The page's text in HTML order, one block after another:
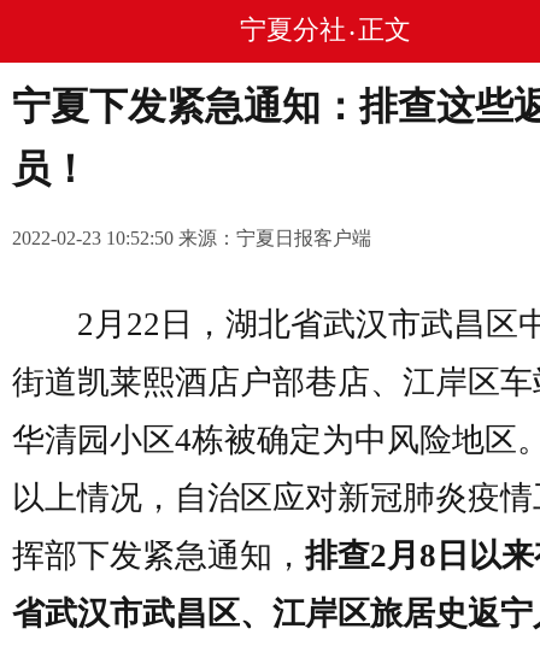
宁夏分社 • 正文
宁夏下发紧急通知：排查这些
员！
2022-02-23 10:52:50 来源：宁夏日报客户端
2月22日，湖北省武汉市武昌区
街道凯莱熙酒店户部巷店、江岸区
华清园小区4栋被确定为中风险地区
以上情况，自治区应对新冠肺炎疫
挥部下发紧急通知，排查2月8日以
省武汉市武昌区、江岸区旅居史返